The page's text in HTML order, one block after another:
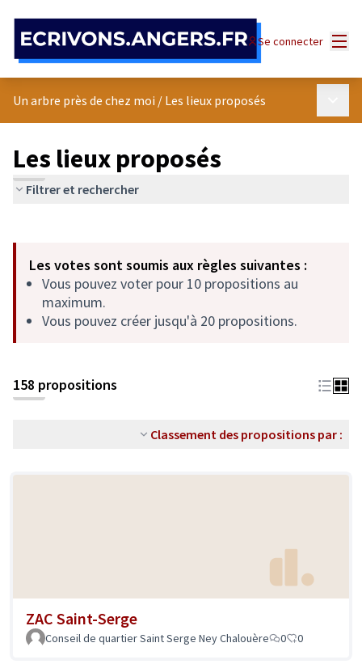
Se connecter
Un arbre près de chez moi / Les lieux proposés
Les lieux proposés
Filtrer et rechercher
−
Les votes sont soumis aux règles suivantes :
Vous pouvez voter pour 10 propositions au
maximum.
Vous pouvez créer jusqu'à 20 propositions.
158 propositions
Classement des propositions par :
ZAC Saint-Serge
Conseil de quartier Saint Serge Ney Chalouère 0 0